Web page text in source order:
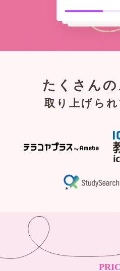
たくさんの
取り上げられ